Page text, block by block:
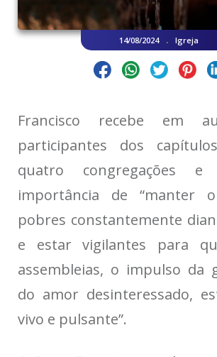
14/08/2024 . Igreja
Francisco recebe em
participantes dos
quatro congregações
importância de “manter
pobres constantemente
e estar vigilantes para
assembleias, o impulso da
do amor desinteressado,
vivo e pulsante”.